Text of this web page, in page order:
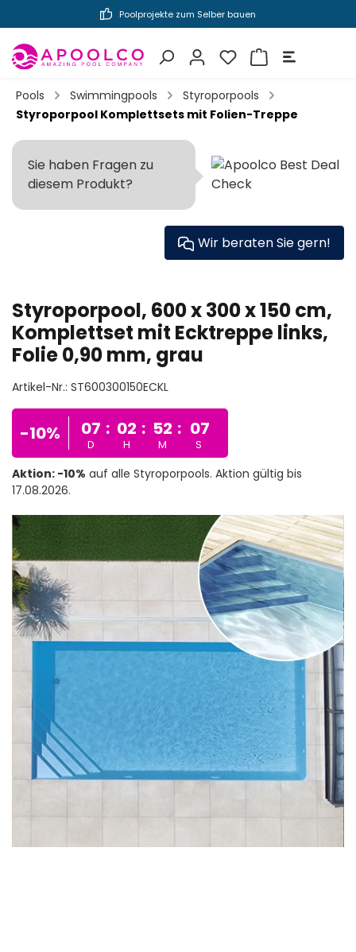
springen Poolprojekte zum Selber bauen
Pools Swimmingpools
Styroporpools
Styroporpool Komplettsets mit Folien-Treppe
Styroporpool, 600 x 300 x 150 cm,
Komplettset mit Ecktreppe links,
Folie 0,90 mm, grau
Artikel-Nr.: ST600300150ECKL
-10% 07 :
D
02 :
H
52 :
M
05
S
Aktion: -10% auf alle Styroporpools. Aktion gültig bis
17.08.2026.
Sie haben Fragen zu
diesem Produkt?
Wir beraten Sie gern!